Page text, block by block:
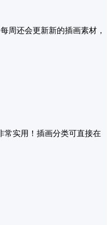
周还会更新新的插画素材，
常实用！插画分类可直接在